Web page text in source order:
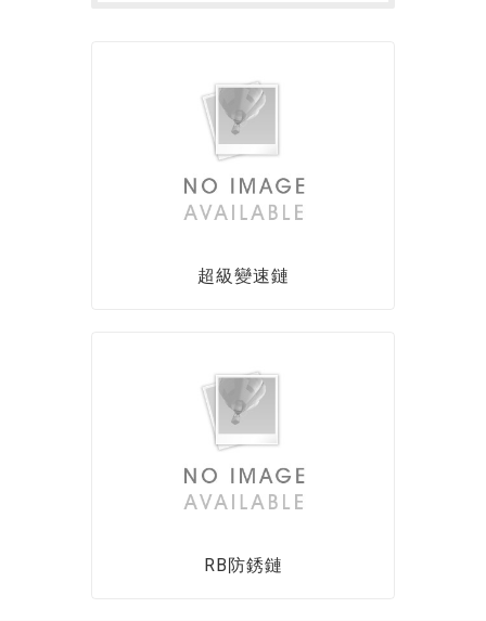
超級變速鏈
RB防銹鏈